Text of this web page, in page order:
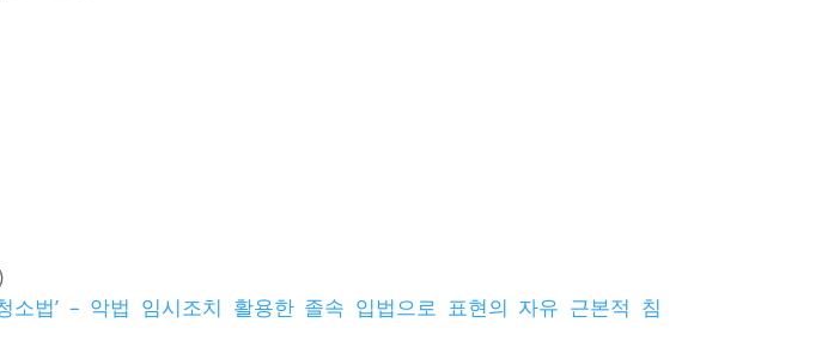
법’ – 악법 임시조치 활용한 졸속 입법으로 표현의 자유 근본적 침